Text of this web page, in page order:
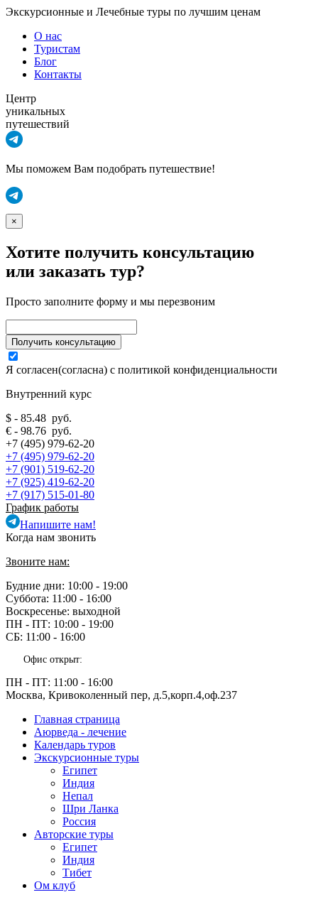
Экскурсионные и Лечебные туры по лучшим ценам
О нас
Туристам
Блог
Контакты
Центр
уникальных
путешествий
Мы поможем Вам подобрать путешествие!
×
Хотите получить консультацию
или заказать тур?
Просто заполните форму и мы перезвоним
Я согласен(согласна) с политикой конфиденциальности
Внутренний курс
$ - 85.48 руб.
€ - 98.76 руб.
+7 (495) 979-62-20
+7 (495) 979-62-20
+7 (901) 519-62-20
+7 (925) 419-62-20
+7 (917) 515-01-80
График работы
Напишите нам!
Когда нам звонить
Звоните нам:
Будние дни: 10:00 - 19:00
Суббота: 11:00 - 16:00
Воскресенье: выходной
ПН - ПТ: 10:00 - 19:00
СБ: 11:00 - 16:00
Офис открыт:
ПН - ПТ: 11:00 - 16:00
Москва, Кривоколенный пер, д.5,корп.4,оф.237
Главная страница
Аюрведа - лечение
Календарь туров
Экскурсионные туры
Египет
Индия
Непал
Шри Ланка
Россия
Авторские туры
Египет
Индия
Тибет
Ом клуб